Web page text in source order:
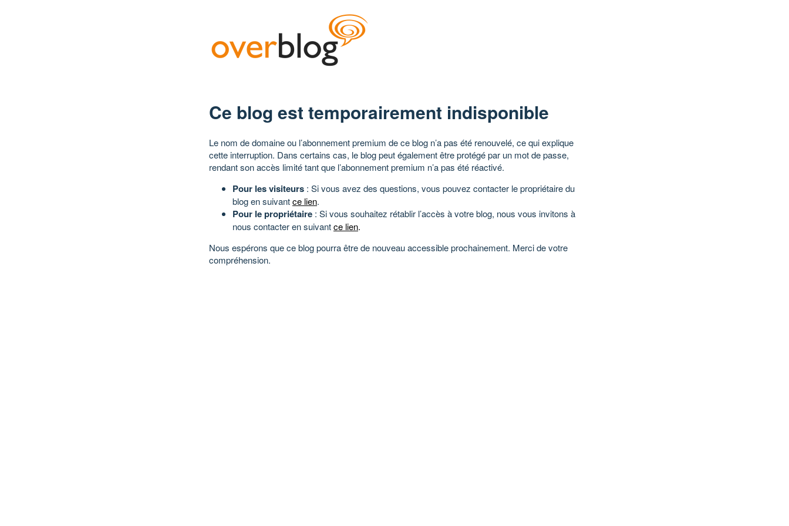
Ce blog est temporairement indisponible
Le nom de domaine ou l’abonnement premium de ce blog n’a pas été renouvelé, ce qui explique
cette interruption. Dans certains cas, le blog peut également être protégé par un mot de passe,
rendant son accès limité tant que l’abonnement premium n’a pas été réactivé.
Pour les visiteurs : Si vous avez des questions, vous pouvez contacter le propriétaire du
blog en suivantce lien.
Pour le propriétaire : Si vous souhaitez rétablir l’accès à votre blog, nous vous invitons à
nous contacter en suivantce lien.
Nous espérons que ce blog pourra être de nouveau accessible prochainement. Merci de votre
compréhension.